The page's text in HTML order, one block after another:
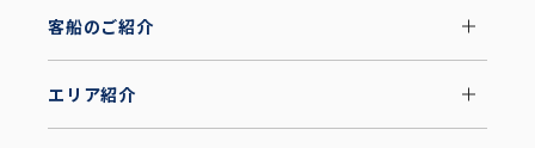
客船のご紹介
エリア紹介